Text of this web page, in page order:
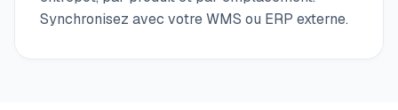
Synchronisez avec votre WMS ou ERP externe.